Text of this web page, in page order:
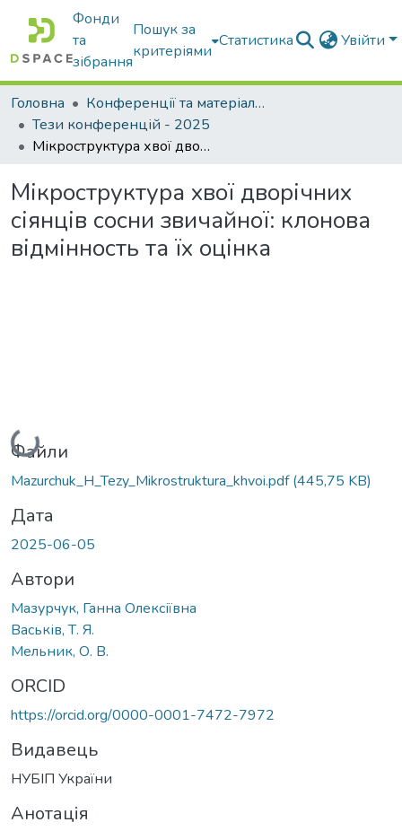
Фонди
та
зібрання
Пошук за
критеріями
Статистика Увійти
Головна
Конференції та матеріали конференцій
Тези конференцій - 2025
Мікроструктура хвої дворічних сіянців сосни звичайної: клонова відмінность та їх оцінка
Мікроструктура хвої дворічних
сіянців сосни звичайної: клонова
відмінность та їх оцінка
Вантажиться...
Файли
Mazurchuk_H_Tezy_Mikrostruktura_khvoi.pdf(445,75 KB)
Дата
2025-06-05
Автори
Мазурчук, Ганна Олексіївна
Васьків, Т. Я.
Мельник, О. В.
ORCID
https://orcid.org/0000-0001-7472-7972
Видавець
НУБІП України
Анотація